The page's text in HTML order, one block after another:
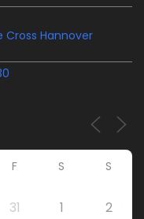
Cross Hannover
F S S
31 1 2